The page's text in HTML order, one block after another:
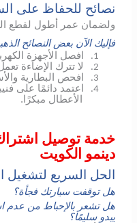
نصائح للحفاظ على
ولضمان عمر أطول لقطع
فإليك الآن بعض النصائح
1. افصل الأجهزة
2. لا تترك الإضاءة
3. افحص البطارية والأسلاك كل 6
4.
اعتمد دائمًا على
الأعطال مبكرًا.
خدمة توصيل
دينمو الكويت
الحل السريع لتشغيل
هل توقفت سيارتك فجأة؟
هل تشعر بالإحباط من عدم
يبدو سليمًا؟